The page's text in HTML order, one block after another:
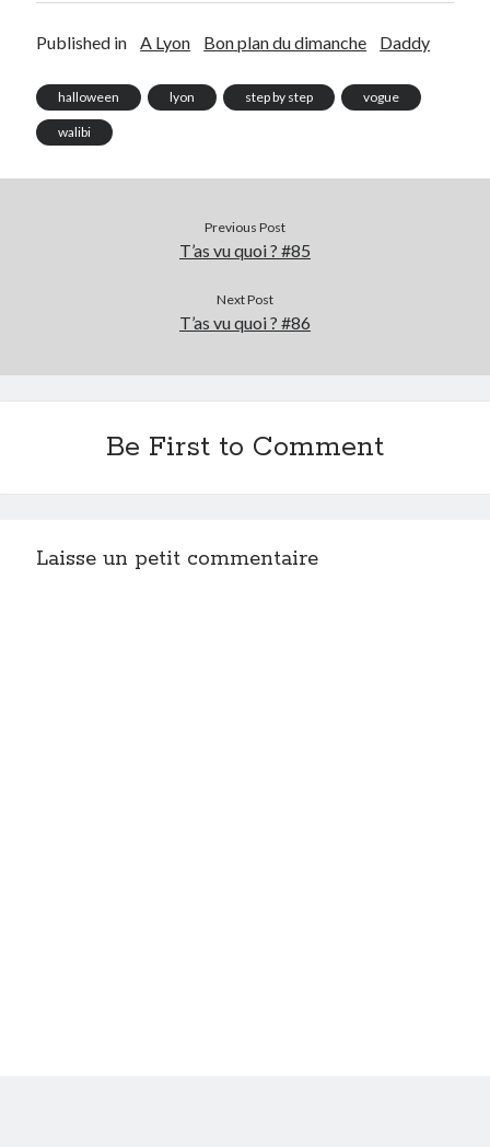
Published in A Lyon Bon plan du dimanche Daddy
halloween lyon step by step vogue
walibi
Previous Post
T’as vu quoi ? #85
Next Post
T’as vu quoi ? #86
Be First to Comment
Laisse un petit commentaire